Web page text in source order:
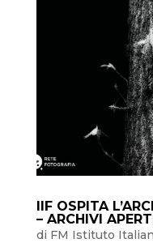
IIF OSPITA
– ARCHIVI
di FM Istituto